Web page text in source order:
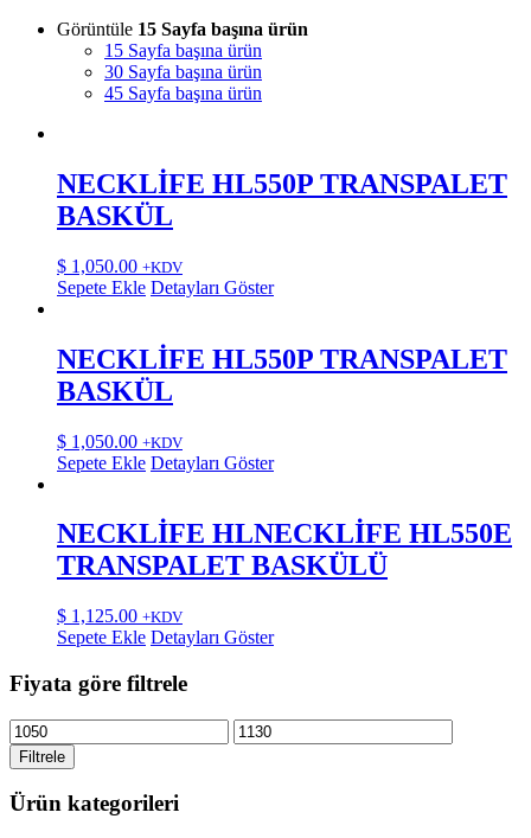
Görüntüle 15 Sayfa başına ürün
15 Sayfa başına ürün
30 Sayfa başına ürün
45 Sayfa başına ürün
NECKLİFE HL550P TRANSPALET
BASKÜL
$ 1,050.00 +KDV
Sepete Ekle Detayları Göster
NECKLİFE HL550P TRANSPALET
BASKÜL
$ 1,050.00 +KDV
Sepete Ekle Detayları Göster
NECKLİFE HLNECKLİFE HL550E
TRANSPALET BASKÜLÜ
$ 1,125.00 +KDV
Sepete Ekle Detayları Göster
Fiyata göre filtrele
En
düşük
fiyat
En
yüksek
Filtrele
Ürün kategorileri